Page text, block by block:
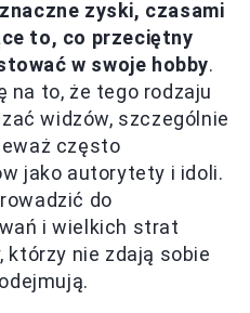
znaczne zyski, czasami
to, co przeciętny
w swoje hobby.
na to, że tego rodzaju
widzów, szczególnie
często
jako autorytety i idoli.
do
i wielkich strat
którzy nie zdają sobie